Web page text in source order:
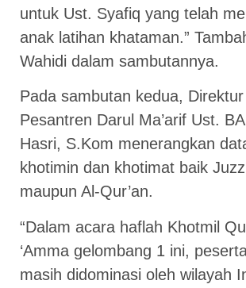
untuk Ust. Syafiq yang telah
anak latihan khataman.”
Wahidi dalam sambutannya.
Pada sambutan kedua,
Pesantren Darul Ma’arif Ust.
Hasri, S.Kom menerangkan
khotimin dan khotimat baik Juzz
maupun Al-Qur’an.
“Dalam acara haflah Khotmil
‘Amma gelombang 1 ini,
masih didominasi oleh wilayah